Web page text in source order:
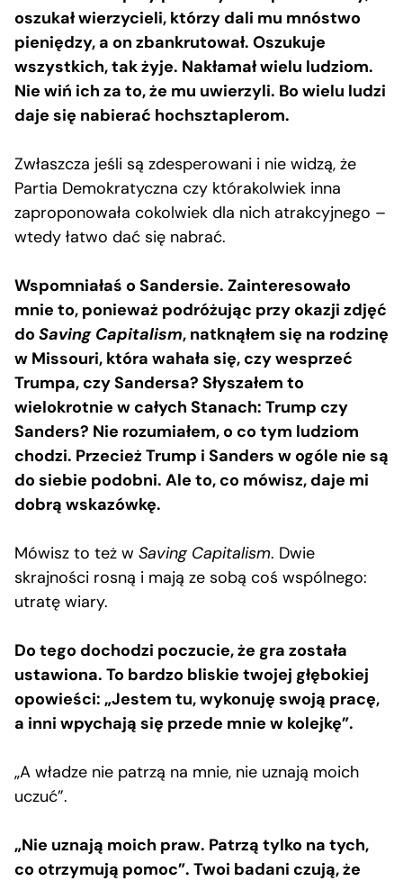
oszukał wierzycieli, którzy dali mu mnóstwo
pieniędzy, a on zbankrutował. Oszukuje
wszystkich, tak żyje. Nakłamał wielu ludziom.
Nie wiń ich za to, że mu uwierzyli. Bo wielu ludzi
daje się nabierać hochsztaplerom.
Zwłaszcza jeśli są zdesperowani i nie widzą, że
Partia Demokratyczna czy którakolwiek inna
zaproponowała cokolwiek dla nich atrakcyjnego –
wtedy łatwo dać się nabrać.
Wspomniałaś o Sandersie. Zainteresowało
mnie to, ponieważ podróżując przy okazji zdjęć
do Saving Capitalism, natknąłem się na rodzinę
w Missouri, która wahała się, czy wesprzeć
Trumpa, czy Sandersa? Słyszałem to
wielokrotnie w całych Stanach: Trump czy
Sanders? Nie rozumiałem, o co tym ludziom
chodzi. Przecież Trump i Sanders w ogóle nie są
do siebie podobni. Ale to, co mówisz, daje mi
dobrą wskazówkę.
Mówisz to też w Saving Capitalism. Dwie
skrajności rosną i mają ze sobą coś wspólnego:
utratę wiary.
Do tego dochodzi poczucie, że gra została
ustawiona. To bardzo bliskie twojej głębokiej
opowieści: „Jestem tu, wykonuję swoją pracę,
a inni wpychają się przede mnie w kolejkę”.
„A władze nie patrzą na mnie, nie uznają moich
uczuć”.
„Nie uznają moich praw. Patrzą tylko na tych,
co otrzymują pomoc”. Twoi badani czują, że